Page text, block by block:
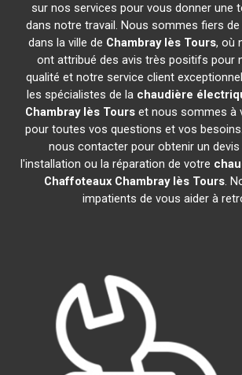
sur nos services pour vous donner une
dans notre travail. Nous sommes fiers
dans la ville de Chambray lès Tours, où
ont attribué des avis très positifs pour
qualité et notre service client
les spécialistes de la chaudière
Chambray lès Tours et nous sommes à
pour toutes vos questions et vos
nous contacter pour obtenir un
l'installation ou la réparation de votre
Chaffoteaux Chambray lès Tours.
impatients de vous aider à